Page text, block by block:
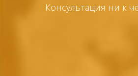
Консультация ни к